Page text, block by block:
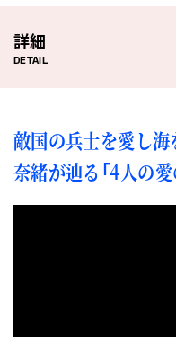
詳細
DETAIL
敵国の兵士を愛し海
奈緒が辿る「4人の愛